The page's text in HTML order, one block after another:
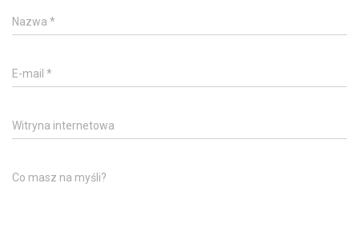
Nazwa *
E-mail *
Witryna internetowa
Co masz na myśli?